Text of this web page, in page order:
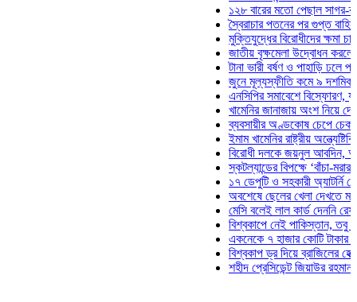
১২৮ বারের মতো পেছাল সাগর-রুনি
স্বৈরাচার পতনের পর গুপ্ত বাহিনীর
মুক্তিযুদ্ধের বিরোধীদের ক্ষমা চাইতে
জাতীয় বৃক্ষমেলা উদ্বোধন করলেন
টানা ভারী বর্ষণ ও পাহাড়ি ঢলে
জুনে মূল্যস্ফীতি কমে ৯ দশমিক ১৬
এনসিপির সমাবেশে বিস্ফোরণ,
খামেনির জানাজায় অংশ নিয়ে দেশে
ব্যবসায়ীর অণ্ডকোষ চেপে চেক-
ইমাম খামেনির রাষ্ট্রীয়
বিরোধী দলকে জয়নুল আবদিন,
স্কটল্যান্ডের বিপক্ষে ‘বাঁচা-মরার
১৭ ডেপুটি ও সহকারী অ্যাটর্নি
অবশেষে ছেলের খেলা দেখতে মাঠে
মেসি বলেই লাল কার্ড দেননি রেফারি!
বিশ্বকাপে নেই পাকিস্তান, তবু
একনেকে ৭ হাজার কোটি টাকার ৫
বিশ্বকাপ ড্র দিয়ে ব্রাজিলের হেক্সা
শহীদ প্রেসিডেন্ট জিয়াউর রহমান